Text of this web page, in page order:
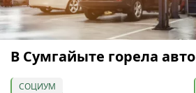
В Сумгайыте горела
СОЦИУМ